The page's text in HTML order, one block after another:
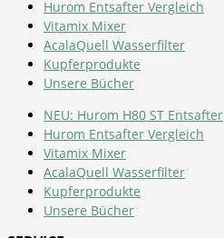
Hurom Entsafter Vergleich
Vitamix Mixer
AcalaQuell Wasserfilter
Kupferprodukte
Unsere Bücher
NEU: Hurom H80 ST Entsafter
Hurom Entsafter Vergleich
Vitamix Mixer
AcalaQuell Wasserfilter
Kupferprodukte
Unsere Bücher